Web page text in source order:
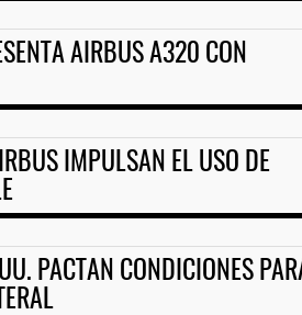
AIRBUS A320 CON
IMPULSAN EL USO DE
PACTAN CONDICIONES